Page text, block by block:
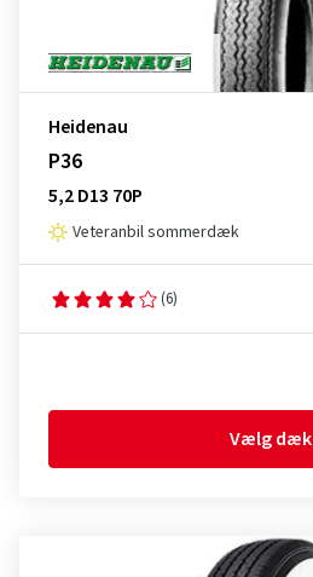
Heidenau
P36
5,2 D13 70P
Veteranbil sommerdæk
(6)
Vælg dæk